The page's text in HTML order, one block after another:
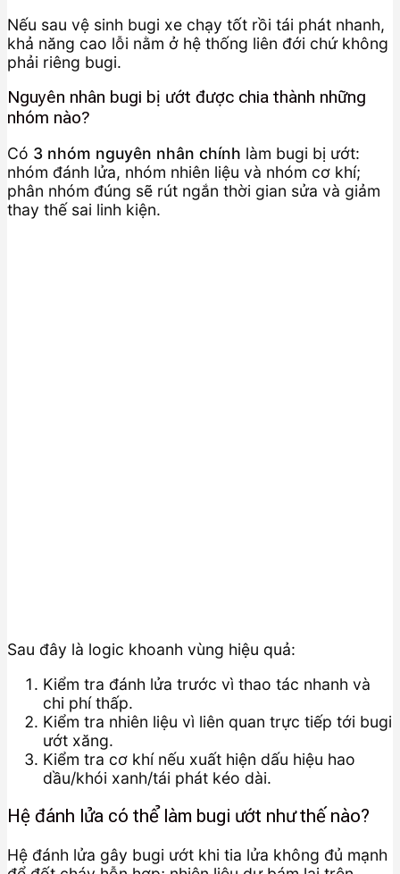
Nếu sau vệ sinh bugi xe chạy tốt rồi tái phát nhanh,
khả năng cao lỗi nằm ở hệ thống liên đới chứ không
phải riêng bugi.
Nguyên nhân bugi bị ướt được chia thành những
nhóm nào?
Có 3 nhóm nguyên nhân chính làm bugi bị ướt:
nhóm đánh lửa, nhóm nhiên liệu và nhóm cơ khí;
phân nhóm đúng sẽ rút ngắn thời gian sửa và giảm
thay thế sai linh kiện.
Sau đây là logic khoanh vùng hiệu quả:
Kiểm tra đánh lửa trước vì thao tác nhanh và
chi phí thấp.
Kiểm tra nhiên liệu vì liên quan trực tiếp tới bugi
ướt xăng.
Kiểm tra cơ khí nếu xuất hiện dấu hiệu hao
dầu/khói xanh/tái phát kéo dài.
Hệ đánh lửa có thể làm bugi ướt như thế nào?
Hệ đánh lửa gây bugi ướt khi tia lửa không đủ mạnh